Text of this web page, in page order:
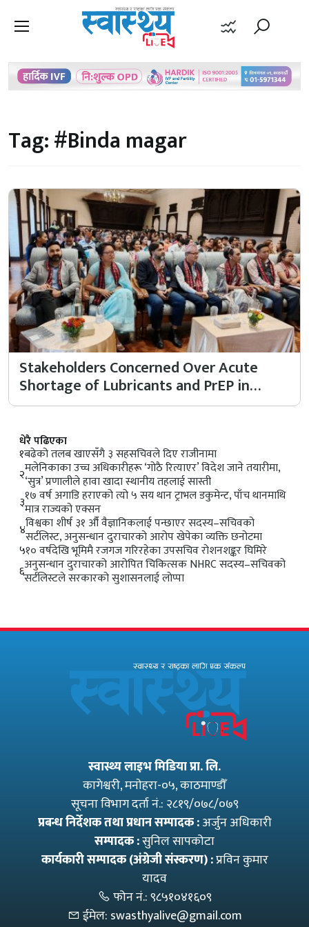
Tag:#Binda magar
Stakeholders Concerned Over Acute
Shortage of Lubricants and PrEP in…
धेरै पढिएका
१बढेको तलब खाएसँगै ३ सहसचिवले दिए राजीनामा
२मलेनिकाका उच्च अधिकारीहरू ‘गोठै रित्याएर’ विदेश जाने तयारीमा,
‘सुत्र’ प्रणालीले हावा खादा स्थानीय तहलाई सास्ती
३१७ वर्ष अगाडि हराएको त्यो ५ सय थान ट्राभल डकुमेन्ट, पाँच थानमाथि
मात्र राज्यको एक्सन
४विश्वका शीर्ष ३१ औँ वैज्ञानिकलाई पन्छाएर सदस्य–सचिवको
सर्टलिस्ट, अनुसन्धान दुराचारको आरोप खेपेका व्यक्ति छनोटमा
५१० वर्षदेखि भूमिमै रजगज गरिरहेका उपसचिव रोशनशङ्कर घिमिरे
६अनुसन्धान दुराचारको आरोपित चिकित्सक NHRC सदस्य–सचिवको
सर्टलिस्टले सरकारको सुशासनलाई लाेप्पा
स्वास्थ्य लाइभ मिडिया प्रा. लि.
कागेश्वरी, मनाेहरा-०५, काठमाण्डौँ
सूचना विभाग दर्ता नं.: २८१९/०७८/०७९
प्रबन्ध निर्देशक तथा प्रधान सम्पादक :अर्जुन अधिकारी
सम्पादक :सुनिल सापकोटा
कार्यकारी सम्पादक (अंग्रेजी संस्करण) :प्रविन कुमार
यादव
फोन नं.:९८५१०४१६०९
ईमेल: swasthyalive@gmail.com